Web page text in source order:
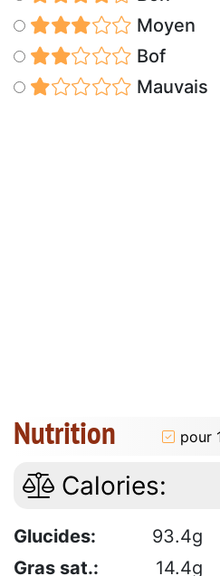
Moyen
Bof
Mauvais
Nutrition pour
Calories:
Glucides: 93.4g
Gras sat.:
14.4g